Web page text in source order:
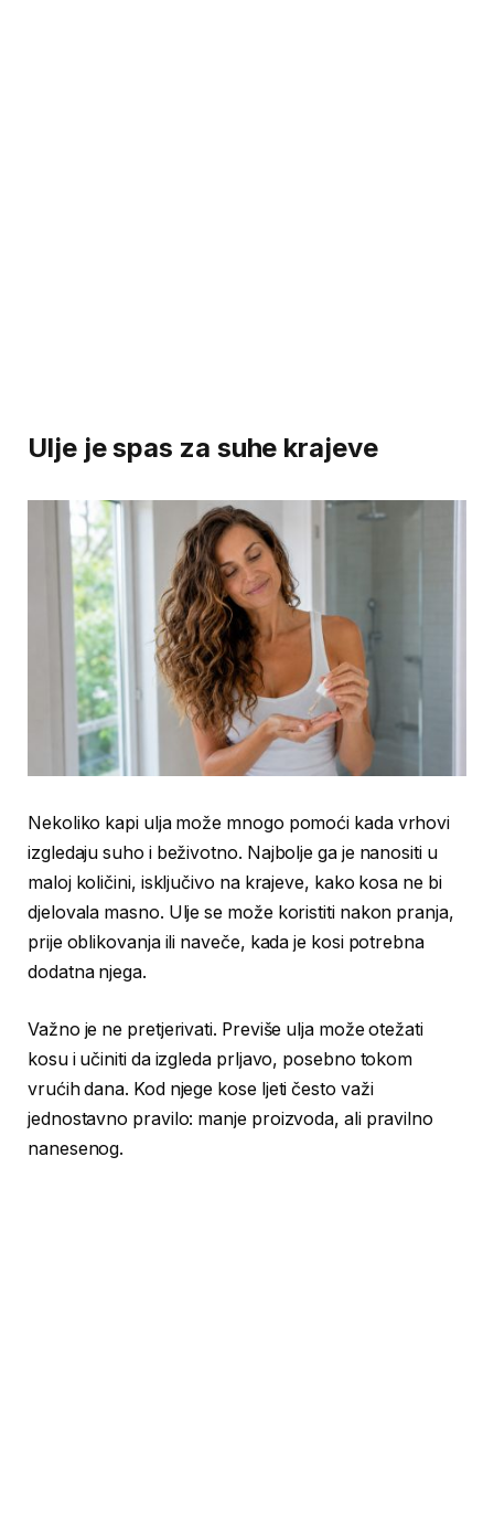
Ulje je spas za suhe krajeve
Nekoliko kapi ulja može mnogo pomoći kada vrhovi
izgledaju suho i beživotno. Najbolje ga je nanositi u
maloj količini, isključivo na krajeve, kako kosa ne bi
djelovala masno. Ulje se može koristiti nakon pranja,
prije oblikovanja ili naveče, kada je kosi potrebna
dodatna njega.
Važno je ne pretjerivati. Previše ulja može otežati
kosu i učiniti da izgleda prljavo, posebno tokom
vrućih dana. Kod njege kose ljeti često važi
jednostavno pravilo: manje proizvoda, ali pravilno
nanesenog.